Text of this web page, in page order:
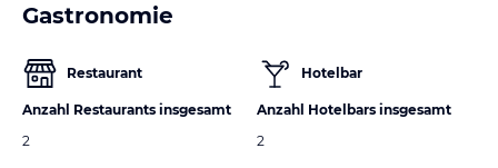
Gastronomie
Restaurant
Anzahl Restaurants insgesamt
2
Hotelbar
Anzahl Hotelbars insgesamt
2